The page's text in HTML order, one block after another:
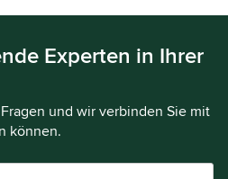
Experten in Ihrer
und wir verbinden Sie mit
können.